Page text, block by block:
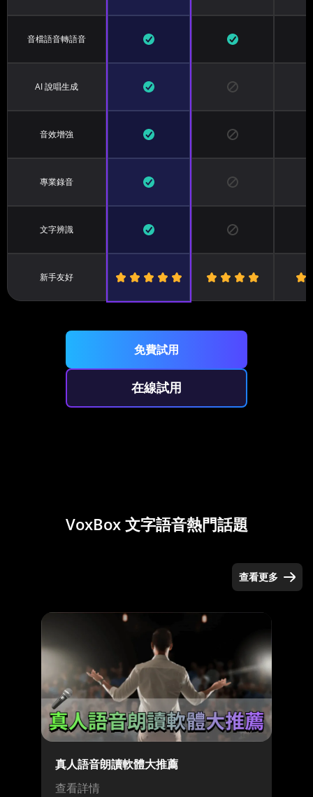
音檔語音轉語音
AI 說唱生成
音效增強
專業錄音
文字辨識
新手友好
免費試用
在線試用
VoxBox 文字語音熱門話題
查看更多
真人語音朗讀軟體大推薦
查看詳情